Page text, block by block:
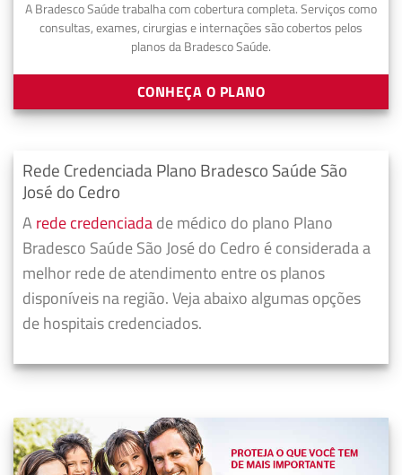
A Bradesco Saúde trabalha com cobertura completa. Serviços como
consultas, exames, cirurgias e internações são cobertos pelos
planos da Bradesco Saúde.
CONHEÇA O PLANO
Rede Credenciada Plano Bradesco Saúde São
José do Cedro
A rede credenciadade médico do plano Plano
Bradesco Saúde São José do Cedro é considerada a
melhor rede de atendimento entre os planos
disponíveis na região. Veja abaixo algumas opções
de hospitais credenciados.